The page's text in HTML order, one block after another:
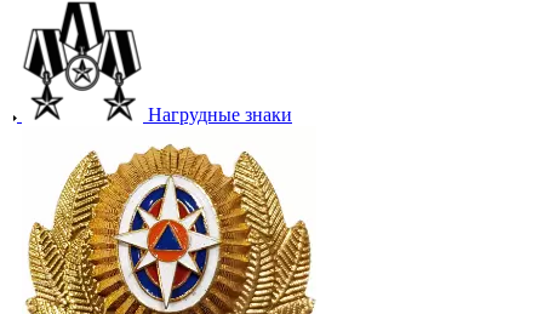
Нагрудные знаки